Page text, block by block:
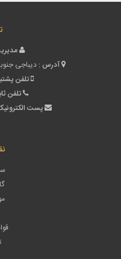
آدرس : دیباجی جنوبی،
تلفن
تلفن
پست